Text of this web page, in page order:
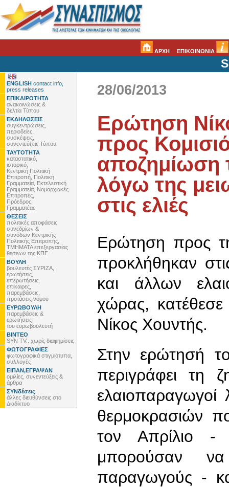
ΑΡΧΗ ΕΠΙΚΟΙΝΩΝΙΑ
ENGLISH contact info,
press releases
ΕΠΙΚΑΙΡΟΤΗΤΑ
ανακοινώσεις &
δελτία Τύπου
ΕΚΔΗΛΩΣΕΙΣ
συγκεντρώσεις,
περιοδείες,
συσκέψεις,
συνεντεύξεις Τύπου
ΤΑΥΤΟΤΗΤΑ
καταστατικό,
ιστορικό,
Κεντρική Πολιτική
Επιτροπή, Πολιτική
Γραμματεία, Εκτελεστική
Γραμματεία, Νομαρχιακές
Επιτροπές,
Πρόεδρος,
Γραμματέας
ΘΕΣΕΙΣ
πολιτικές αποφάσεις
συνεδρίων &
συνόδων Κεντρικής
Πολιτικής Επιτροπής,
ΤΜΗΜΑΤΑ επεξεργασίας
θέσεων της ΚΠΕ
ΒΟΥΛΗ
βουλευτές ΣΥΡΙΖΑ,
ερωτήσεις,
επερωτήσεις,
επίκαιρες,
παρεμβάσεις,
προτάσεις νόμου
ΕΥΡΩΒΟΥΛΗ
παρεμβάσεις &
ερωτήσεις
του ευρωβουλευτή
ΒΙΝΤΕΟ
SYN TV.. χωρίς διαφημίσεις
ΦΩΤΟΓΡΑΦΙΕΣ
φωτογραφικά στιγμιότυπα,
συλλογές
ΕΙΠΑΝ,ΕΓΡΑΨΑΝ
ομιλίες, συνεντεύξεις &
άρθρα
ΣΥΝδέσεις
άλλες διευθύνσεις στο
Διαδίκτυο
28/06/2013
Ερώτηση
προς
αποζημίωση
λόγω της
στις ελιές
Ερώτηση προς
προκλήθηκαν
και άλλων
χώρας,
Νίκος Χουντής.
Στην ερώτησή
περιγράφει τη
θερμοκρασιών
τον Απρίλιο -
μπορούσαν
παραγωγούς -